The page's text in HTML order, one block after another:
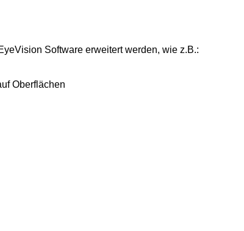
Software erweitert werden, wie z.B.:
Oberflächen